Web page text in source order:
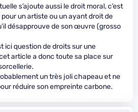
s’ajoute aussi le droit moral, c’est
un artiste ou un ayant droit de
désapprouve de son œuvre (grosso
ici question de droits sur une
article a donc toute sa place sur
un très joli chapeau et ne
réduire son empreinte carbone.